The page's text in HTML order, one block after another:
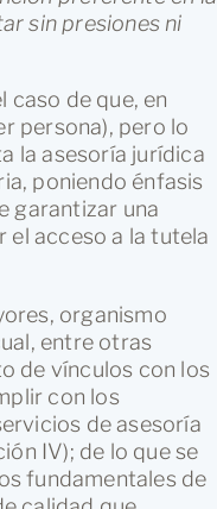
sin presiones ni
caso de que, en
persona), pero lo
la asesoría jurídica
poniendo énfasis
garantizar una
el acceso a la tutela
organismo
entre otras
de vínculos con los
con los
de asesoría
IV); de lo que se
fundamentales de